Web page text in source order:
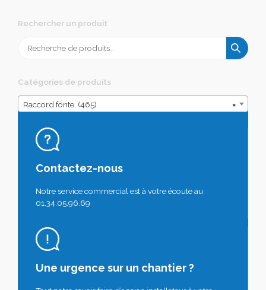
Rechercher un produit
pour :
Catégories de produits
×
Raccord fonte (465)
Contactez-nous
Notre service commercial est à votre écoute au
01.34.05.96.69
Une urgence sur un chantier ?